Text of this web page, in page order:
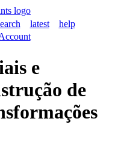
latest
help
e
de